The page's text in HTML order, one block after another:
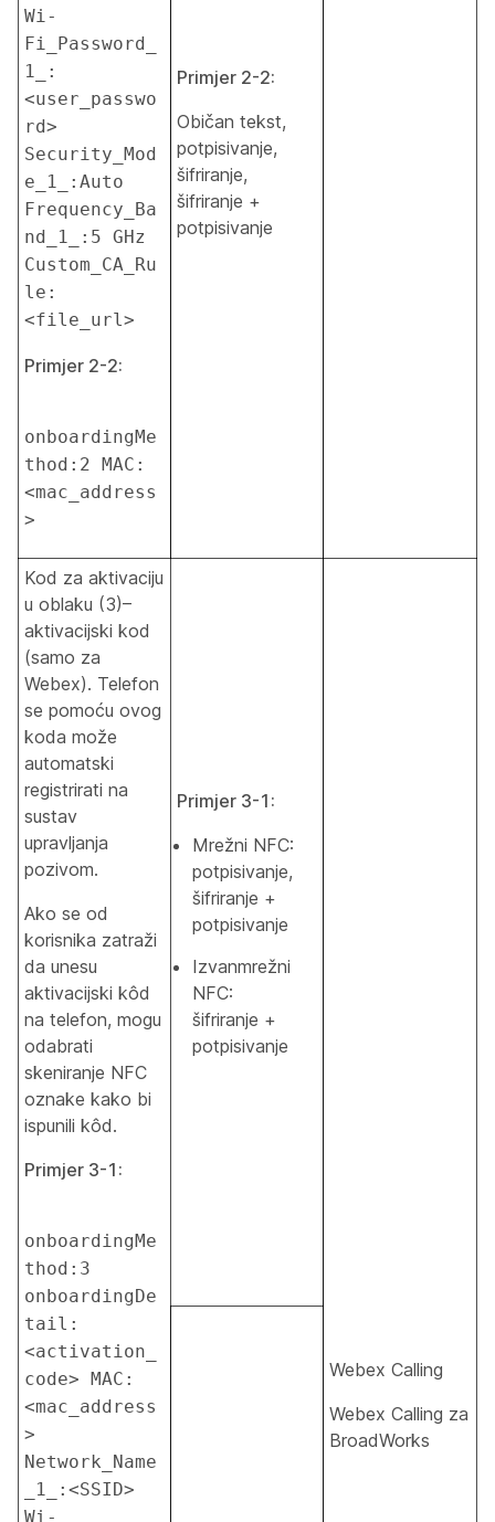
Wi-
Fi_Password_
1_:
<user_passwo
rd>
Security_Mod
e_1_:Auto
Frequency_Ba
nd_1_:5 GHz
Custom_CA_Ru
le:
<file_url>
Primjer 2-2:
onboardingMe
thod:2 MAC:
<mac_address
>
Primjer 2-2:
Običan tekst,
potpisivanje,
šifriranje,
šifriranje +
potpisivanje
Kod za aktivaciju
u oblaku (3)–
aktivacijski kod
(samo za
Webex). Telefon
se pomoću ovog
koda može
automatski
registrirati na
sustav
upravljanja
pozivom.
Ako se od
korisnika zatraži
da unesu
aktivacijski kôd
na telefon, mogu
odabrati
skeniranje NFC
oznake kako bi
ispunili kôd.
Primjer 3-1:
onboardingMe
thod:3
onboardingDe
tail:
<activation_
code> MAC:
<mac_address
>
Network_Name
_1_:<SSID>
Wi-
Primjer 3-1:
Mrežni NFC:
potpisivanje,
šifriranje +
potpisivanje
Izvanmrežni
NFC:
šifriranje +
potpisivanje
Webex Calling
Webex Calling za
BroadWorks